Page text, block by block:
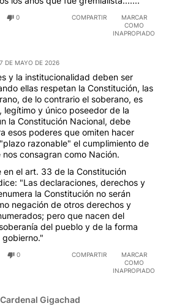
0 COMPARTIR
MARCAR
COMO
INAPROPIADO
DE MAYO DE 2026
y la institucionalidad deben ser
ellas respetan la Constitución, las
de lo contrario el soberano, es
legítimo y único poseedor de la
la Constitución Nacional, debe
esos poderes que omiten hacer
razonable" el cumplimiento de
nos consagran como Nación.
en el art. 33 de la Constitución
"Las declaraciones, derechos y
la Constitución no serán
negación de otros derechos y
pero que nacen del
del pueblo y de la forma
0 COMPARTIR
MARCAR
COMO
INAPROPIADO
Gigachad